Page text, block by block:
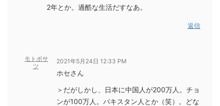
2年とか。過酷な生活だすなあ。
返信
モトボサ
ツ
2021年5月24日 12:33 PM
ホセさん
＞だがしかし、日本に中国人が200万人。チョ
ンが100万人。パキスタン人とか（笑）。どな